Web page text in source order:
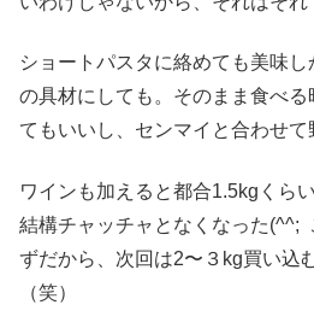
ショートパスタに絡めても美味
の具材にしても。そのまま食べ
てもいいし、センマイと合わせて
ワインも加えると都合1.5kgくら
結構チャッチャとなくなった(^^;
ずだから、次回は2〜３kg買い込
（笑）